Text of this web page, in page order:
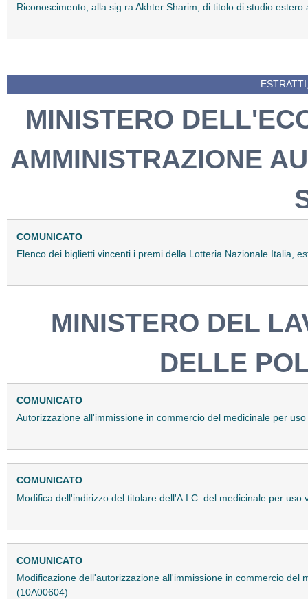
Riconoscimento, alla sig.ra Akhter Sharim, di titolo di studio
MINISTERO
AMMINISTRAZIONE
COMUNICATO
Elenco dei biglietti vincenti i premi della Lotteria Nazionale Italia,
MINISTERO DEL
DELLE
COMUNICATO
Autorizzazione all'immissione in commercio del medicinale per
COMUNICATO
Modifica dell'indirizzo del titolare dell'A.I.C. del medicinale per uso
COMUNICATO
Modificazione dell'autorizzazione all'immissione in commercio
(10A00604)